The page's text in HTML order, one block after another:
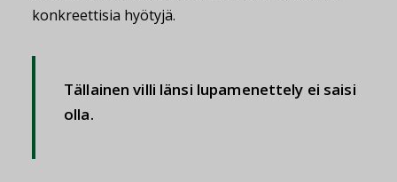
konkreettisia hyötyjä.
Tällainen villi länsi lupamenettely ei saisi
olla.